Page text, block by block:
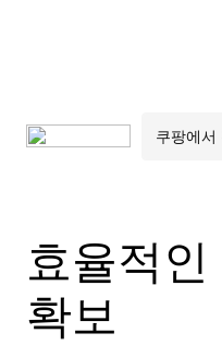
효율적
확보